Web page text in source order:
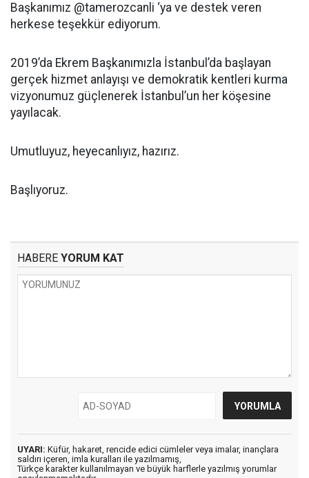
Başkanımız @tamerozcanli ‘ya ve destek veren
herkese teşekkür ediyorum.
2019’da Ekrem Başkanımızla İstanbul’da başlayan
gerçek hizmet anlayışı ve demokratik kentleri kurma
vizyonumuz güçlenerek İstanbul’un her köşesine
yayılacak.
Umutluyuz, heyecanlıyız, hazırız.
Başlıyoruz.
HABERE YORUM KAT
UYARI: Küfür, hakaret, rencide edici cümleler veya imalar, inançlara
saldırı içeren, imla kuralları ile yazılmamış,
Türkçe karakter kullanılmayan ve büyük harflerle yazılmış yorumlar